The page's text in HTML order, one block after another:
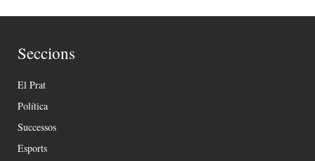
Seccions
El Prat
Política
Successos
Esports